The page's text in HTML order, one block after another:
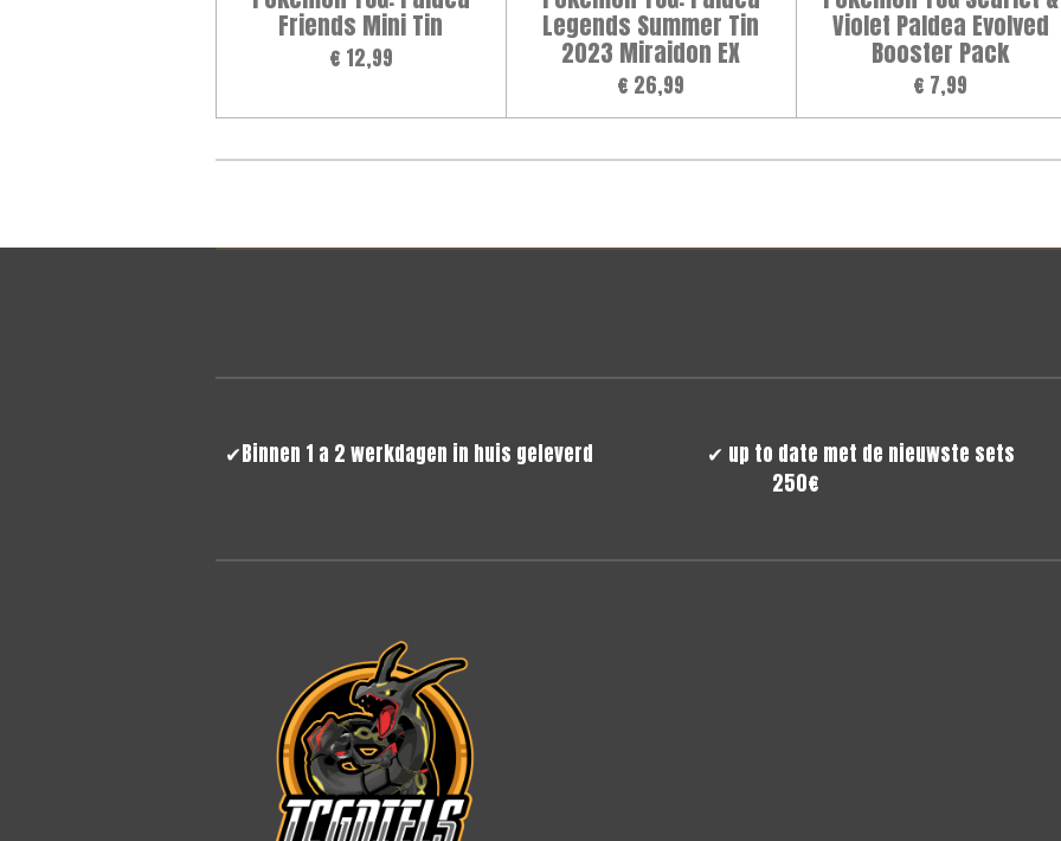
Friends Mini Tin
€ 12,99
Legends Summer Tin
2023 Miraidon EX
€ 26,99
Violet Paldea Evolved
Booster Pack
€ 7,99
✔Binnen 1 a 2 werkdagen in huis geleverd ✔ up to date met de
250€